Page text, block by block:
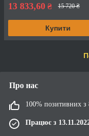
13 833,60 ₴ 15 720 ₴
Купити
Про нас
100% позитивних з
Працює з